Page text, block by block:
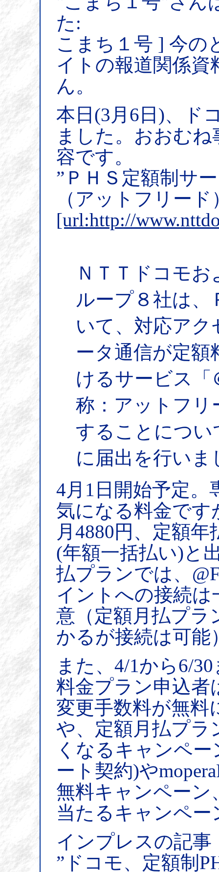
た:
こまち１号 ] 今の
イトの報道関係
ん。
本日(3月6日)、ド
ました。おおむ
容です。
”ＰＨＳ定額制サ
（アットフリー
[url:http://
ＮＴＴドコモ
ループ８社は、
いて、対応ア
ータ通信が定額
けるサービス「
称：アットフリ
することについ
に届出を行いま
4月1日開始予定。
気になる料金です
月4880円、定額
(年額一括払い)と
払プランでは、
イントへの接続
意（定額月払プラ
かるが接続は可能
また、4/1から6/
料金プラン申込者
変更手数料が無料
や、定額月払プラ
くなるキャンペ
ート契約)や
無料キャンペーン
当たるキャンペ
インプレスの記事
”ドコモ、定額制